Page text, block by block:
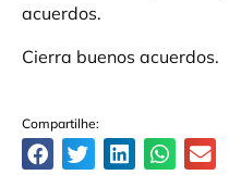
acuerdos.
Cierra buenos acuerdos.
Compartilhe: